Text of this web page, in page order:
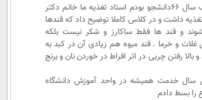
با سلام اینجانب سال 66دانشجو بودم استاد تغذیه ما خانم دکتر
داشت و در کلاس کاملا توضیح داد که قندها
و قند ها فقط ساکارز و شکر نیست بلکه
غلات و خرما . قند میوه هم زیادی آن در کبد به
رفتن چربی در اثر افراط در خوردن نان و برنج
خدمت همیشه در واحد آموزش دانشگاه
را بسط دادم